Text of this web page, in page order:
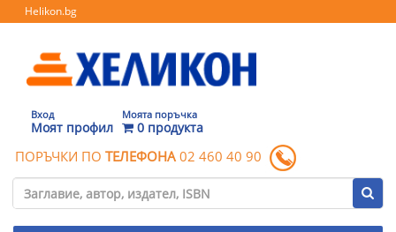
Helikon.bg
Вход
Моят профил
Моята поръчка
0 продукта
ПОРЪЧКИ ПО ТЕЛЕФОНА 02 460 40 90